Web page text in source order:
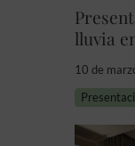
lluvia
10 de